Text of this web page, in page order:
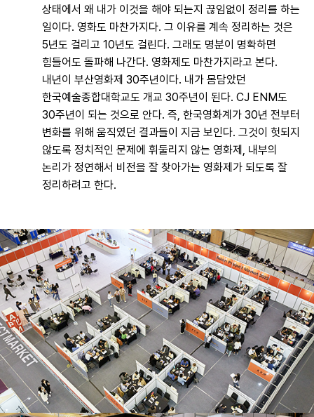
상태에서 왜 내가 이것을 해야 되는지 끊임없이 정리를 하는
일이다. 영화도 마찬가지다. 그 이유를 계속 정리하는 것은
5년도 걸리고 10년도 걸린다. 그래도 명분이 명확하면
힘들어도 돌파해 나간다. 영화제도 마찬가지라고 본다.
내년이 부산영화제 30주년이다. 내가 몸담았던
한국예술종합대학교도 개교 30주년이 된다. CJ ENM도
30주년이 되는 것으로 안다. 즉, 한국영화계가 30년 전부터
변화를 위해 움직였던 결과들이 지금 보인다. 그것이 헛되지
않도록 정치적인 문제에 휘둘리지 않는 영화제, 내부의
논리가 정연해서 비전을 잘 찾아가는 영화제가 되도록 잘
정리하려고 한다.